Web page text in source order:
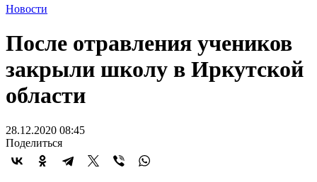
Новости
После отравления учеников
закрыли школу в Иркутской
области
28.12.2020 08:45
Поделиться